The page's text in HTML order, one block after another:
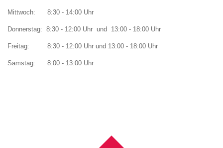
Mittwoch: 8:30 - 14:00 Uhr
Donnerstag: 8:30 - 12:00 Uhr und 13:00 - 18:00 Uhr
Freitag: 8:30 - 12:00 Uhr und 13:00 - 18:00 Uhr
Samstag: 8:00 - 13:00 Uhr